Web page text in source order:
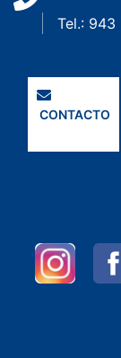
Tel.:
CONTACTO